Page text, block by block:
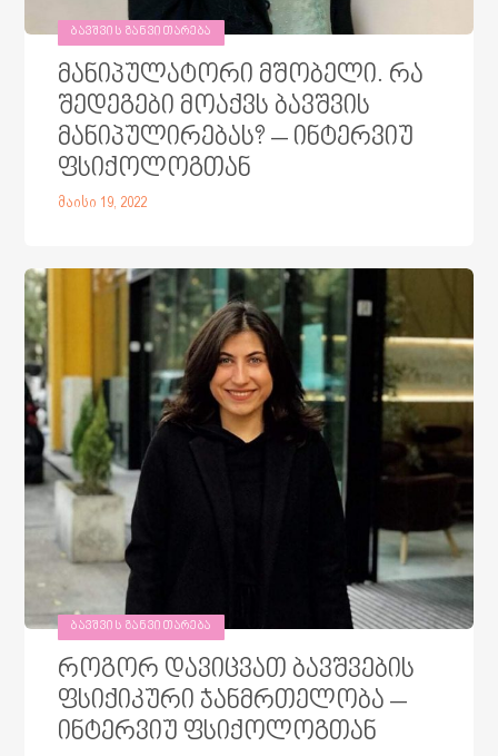
ᲑᲐᲕᲨᲕᲘᲡ ᲒᲐᲜᲕᲘᲗᲐᲠᲔᲑᲐ
მანიპულატორი მშობელი. რა
შედეგები მოაქვს ბავშვის
მანიპულირებას? – ინტერვიუ
ფსიქოლოგთან
მაისი 19, 2022
ᲑᲐᲕᲨᲕᲘᲡ ᲒᲐᲜᲕᲘᲗᲐᲠᲔᲑᲐ
როგორ დავიცვათ ბავშვების
ფსიქიკური ჯანმრთელობა –
ინტერვიუ ფსიქოლოგთან